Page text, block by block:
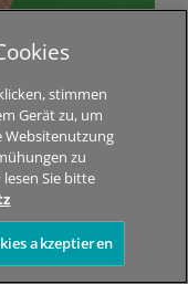
IMPLANTAT NUTZER
stimmen
Gerät zu, um
Websitenutzung
zu
Sie bitte
akzeptieren